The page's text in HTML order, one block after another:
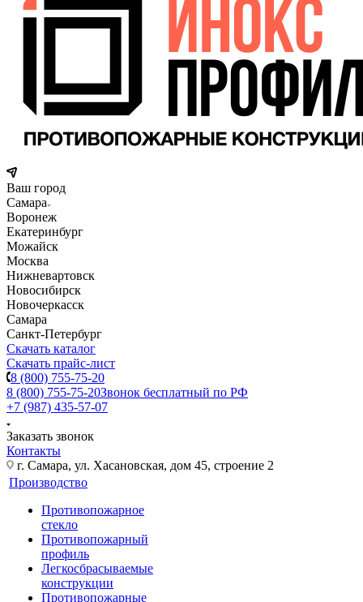
Ваш город
Самара
Воронеж
Екатеринбург
Можайск
Москва
Нижневартовск
Новосибирск
Новочеркасск
Самара
Санкт-Петербург
Скачать каталог
Скачать прайс-лист
8 (800) 755-75-20
8 (800) 755-75-20Звонок бесплатный по РФ
+7 (987) 435-57-07
Заказать звонок
Контакты
г. Самара, ул. Хасановская, дом 45, строение 2
Производство
Противопожарное
стекло
Противопожарный
профиль
Легкосбрасываемые
конструкции
Противопожарные